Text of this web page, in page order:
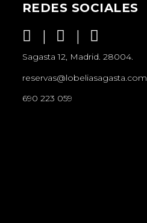
REDES SOCIALES
Sagasta 12, Madrid. 28004.
reservas@lobeliasagasta.com
690 223 059